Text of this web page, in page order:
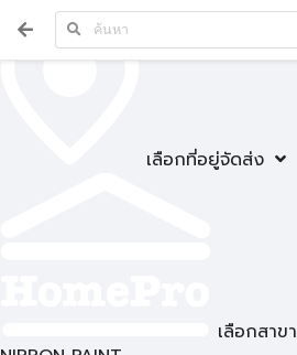
เลือกที่อยู่จัดส่ง
เลือกสาขา